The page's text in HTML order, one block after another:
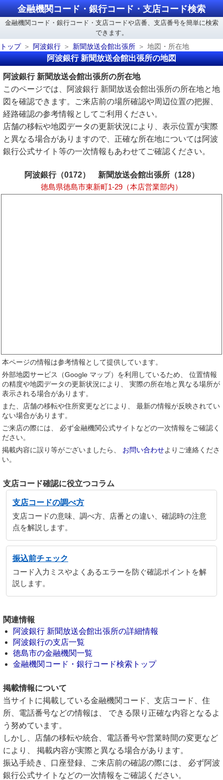
金融機関コード・銀行コード・支店コード検索
金融機関コード・銀行コード・支店コードや店番、支店番号を簡単に検索
できます。
トップ
阿波銀行 新聞放送会館出張所 地図・所在地
阿波銀行 新聞放送会館出張所の地図
阿波銀行 新聞放送会館出張所の所在地
このページでは、阿波銀行 新聞放送会館出張所の所在地と地
図を確認できます。ご来店前の場所確認や周辺位置の把握、
経路確認の参考情報としてご利用ください。
店舗の移転や地図データの更新状況により、表示位置が実際
と異なる場合がありますので、正確な所在地については阿波
銀行公式サイト等の一次情報もあわせてご確認ください。
阿波銀行（0172） 新聞放送会館出張所（128）
徳島県徳島市東新町1-29（本店営業部内）
本ページの情報は参考情報として提供しています。
外部地図サービス（Google マップ）を利用しているため、 位置情報
の精度や地図データの更新状況により、 実際の所在地と異なる場所が
表示される場合があります。
また、店舗の移転や住所変更などにより、 最新の情報が反映されてい
ない場合があります。
ご来店の際には、 必ず金融機関公式サイトなどの一次情報をご確認く
ださい。
掲載内容に誤り等がございましたら、 お問い合わせよりご連絡くださ
い。
支店コード確認に役立つコラム
支店コードの調べ方
支店コードの意味、調べ方、店番との違い、確認時の注意
点を解説します。
振込前チェック
コード入力ミスやよくあるエラーを防ぐ確認ポイントを解
説します。
関連情報
阿波銀行 新聞放送会館出張所の詳細情報
阿波銀行の支店一覧
徳島市の金融機関一覧
金融機関コード・銀行コード検索トップ
掲載情報について
当サイトに掲載している金融機関コード、支店コード、住
所、電話番号などの情報は、 できる限り正確な内容となるよ
う努めています。
しかし、店舗の移転や統合、電話番号や営業時間の変更など
により、 掲載内容が実際と異なる場合があります。
振込手続き、口座登録、ご来店前の確認の際には、 必ず阿波
銀行公式サイトなどの一次情報をご確認ください。